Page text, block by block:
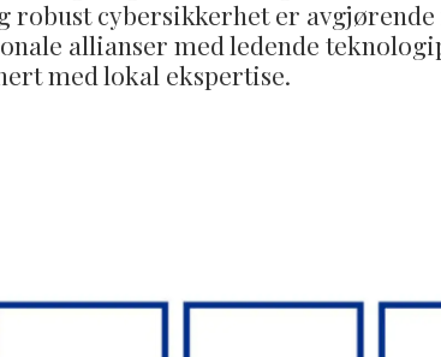
cybersikkerhet er
allianser med ledende
med lokal ekspertise.